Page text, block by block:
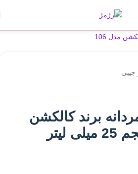
برند کالکشن